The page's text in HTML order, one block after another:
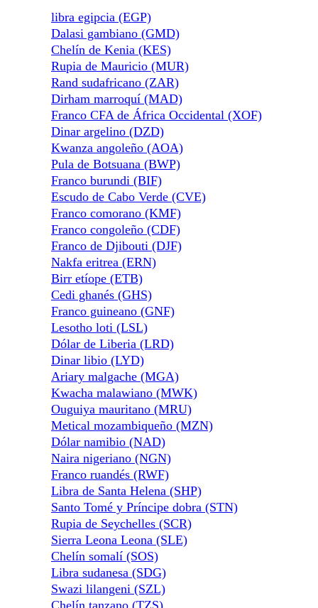
libra egipcia (EGP)
Dalasi gambiano (GMD)
Chelín de Kenia (KES)
Rupia de Mauricio (MUR)
Rand sudafricano (ZAR)
Dirham marroquí (MAD)
Franco CFA de África Occidental (XOF)
Dinar argelino (DZD)
Kwanza angoleño (AOA)
Pula de Botsuana (BWP)
Franco burundi (BIF)
Escudo de Cabo Verde (CVE)
Franco comorano (KMF)
Franco congoleño (CDF)
Franco de Djibouti (DJF)
Nakfa eritrea (ERN)
Birr etíope (ETB)
Cedi ghanés (GHS)
Franco guineano (GNF)
Lesotho loti (LSL)
Dólar de Liberia (LRD)
Dinar libio (LYD)
Ariary malgache (MGA)
Kwacha malawiano (MWK)
Ouguiya mauritano (MRU)
Metical mozambiqueño (MZN)
Dólar namibio (NAD)
Naira nigeriano (NGN)
Franco ruandés (RWF)
Libra de Santa Helena (SHP)
Santo Tomé y Príncipe dobra (STN)
Rupia de Seychelles (SCR)
Sierra Leona Leona (SLE)
Chelín somalí (SOS)
Libra sudanesa (SDG)
Swazi lilangeni (SZL)